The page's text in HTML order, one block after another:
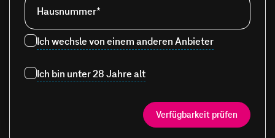
Hausnummer*
Ich wechsle von einem anderen Anbieter
Ich bin unter 28 Jahre alt
Verfügbarkeit prüfen